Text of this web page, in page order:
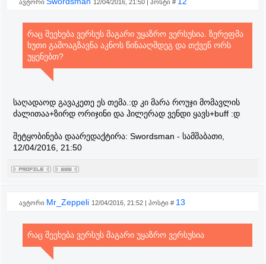
ავტორი 12/04/2016, 21:50 | პოსტი #
რაც შეეხება ვერსუს მაგარი უყაზრო ვერსუსია. ზერეფმა
ხუთი გამოაგზავნა აკნოს წინააღმდეგ და თქვენ ორს
უყენებთ?
საღადაოდ გავაკეთე ეს თემა.:დ კი მარა როუჯი მომავლის
ძალითაა+ზირდ ორიჯინი და ჰილერად ვენდი ყავს+buff :დ
შეტყობინება დაარედაქტირა: Swordsman - სამშაბათი,
12/04/2016, 21:50
ავტორი Mr_Zeppeli 12/04/2016, 21:52 | პოსტი # 13
რაც შეეხება ვერსუს მაგარი უყაზრო ვერსუსია